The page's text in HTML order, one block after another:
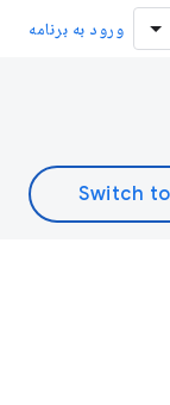
ورود به برنامه